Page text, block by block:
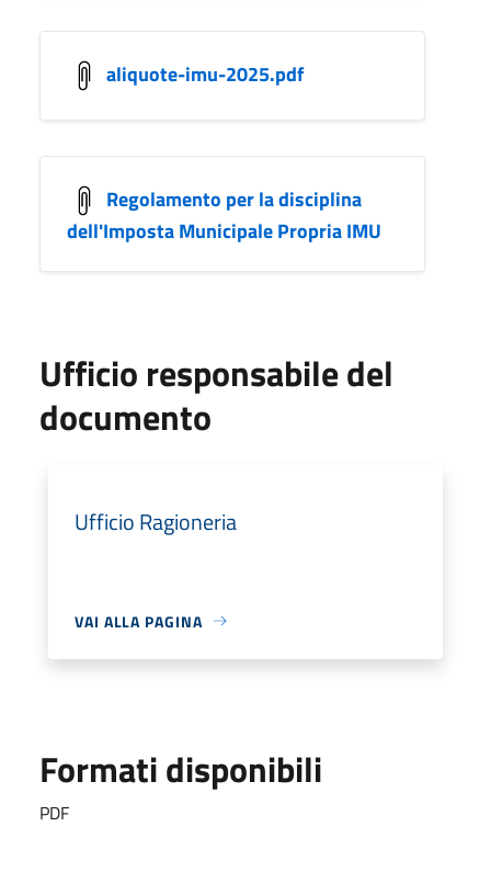
aliquote-imu-2025.pdf
Regolamento per la disciplina
dell'Imposta Municipale Propria IMU
Ufficio responsabile del
documento
Ufficio Ragioneria
VAI ALLA PAGINA
Formati disponibili
PDF